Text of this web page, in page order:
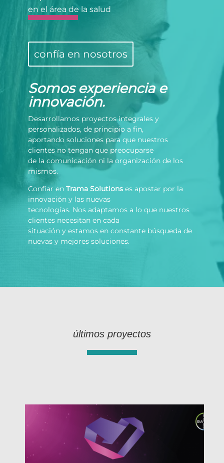
en el área de la salud
confía en nosotros
Somos experiencia e
innovación.
Desarrollamos proyectos integrales y
personalizados, de principio a fin,
aportando soluciones para que nuestros
clientes no tengan que preocuparse
de la comunicación ni la organización de los
mismos.
Confiar en Trama Solutions es apostar por la
innovación y las nuevas
tecnologías. Nos adaptamos a lo que nuestros
clientes necesitan en cada
situación y estamos en constante búsqueda de
nuevas y mejores soluciones.
últimos proyectos